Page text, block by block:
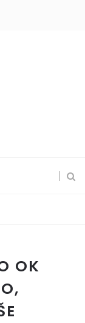
OK